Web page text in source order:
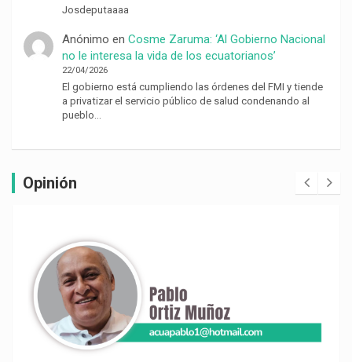
Josdeputaaaa
Anónimo en Cosme Zaruma: ‘Al Gobierno Nacional
no le interesa la vida de los ecuatorianos’
22/04/2026
El gobierno está cumpliendo las órdenes del FMI y tiende
a privatizar el servicio público de salud condenando al
pueblo…
Opinión